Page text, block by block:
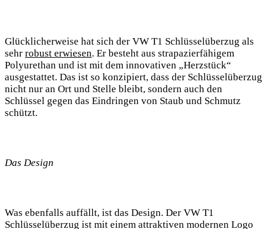
Glücklicherweise ⁤hat sich der ⁣VW T1⁢ Schlüsselüberzug als
sehr⁢ robust erwiesen. Er besteht ⁣aus⁤ strapazierfähigem
Polyurethan und⁣ ist ⁢mit dem innovativen⁣ „Herzstück“
ausgestattet. Das ist ‌so konzipiert, dass der Schlüsselüberzug‌
nicht nur an‍ Ort und Stelle bleibt, ‍sondern auch den
Schlüssel gegen das ​Eindringen von Staub​ und Schmutz
schützt.
Das ‌Design
Was ebenfalls ⁣auffällt, ist ⁢das⁢ Design. ⁣Der VW T1
Schlüsselüberzug ist mit einem attraktiven ⁤modernen Logo